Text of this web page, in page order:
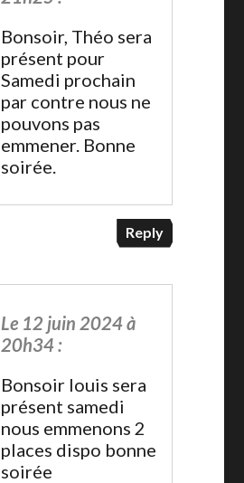
Bonsoir, Théo sera
présent pour
Samedi prochain
par contre nous ne
pouvons pas
emmener. Bonne
soirée.
Reply
Le 12 juin 2024 à
20h34 :
Bonsoir louis sera
présent samedi
nous emmenons 2
places dispo bonne
soirée